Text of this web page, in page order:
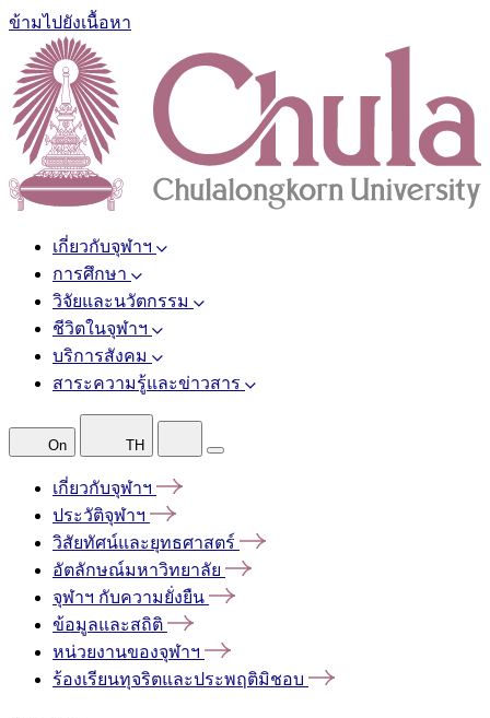
ข้ามไปยังเนื้อหา
เกี่ยวกับจุฬาฯ
การศึกษา
วิจัยและนวัตกรรม
ชีวิตในจุฬาฯ
บริการสังคม
สาระความรู้และข่าวสาร
On TH
เกี่ยวกับจุฬาฯ
ประวัติจุฬาฯ
วิสัยทัศน์และยุทธศาสตร์
อัตลักษณ์มหาวิทยาลัย
จุฬาฯ กับความยั่งยืน
ข้อมูลและสถิติ
หน่วยงานของจุฬาฯ
ร้องเรียนทุจริตและประพฤติมิชอบ